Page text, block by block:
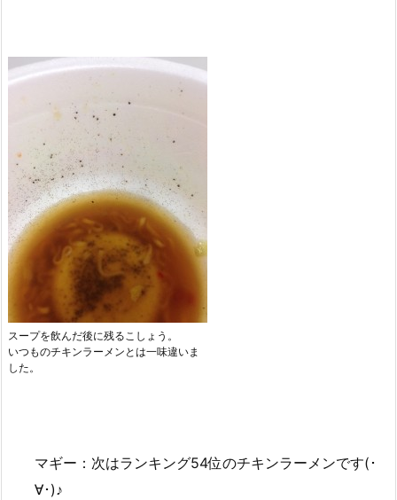
スープを飲んだ後に残るこしょう。
いつものチキンラーメンとは一味違いま
した。
マギー：次はランキング54位のチキンラーメンです(･
∀･)♪